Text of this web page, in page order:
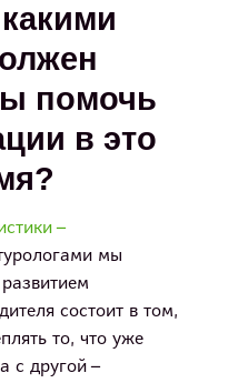
помочь
в это
–
мы
состоит в том,
то, что уже
с другой –